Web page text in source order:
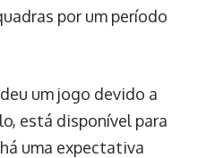
por um período
um jogo devido a
está disponível para
uma expectativa